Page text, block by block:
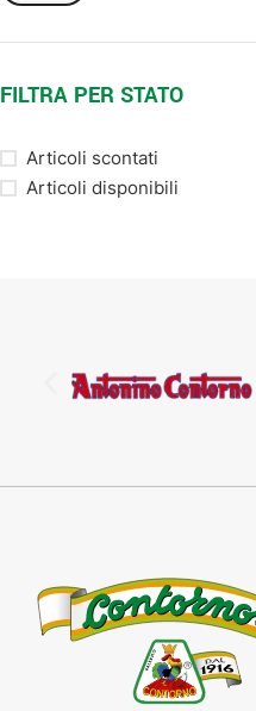
FILTRA PER STATO
Articoli scontati
Articoli disponibili